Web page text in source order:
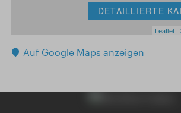
DETAILLIERTE
Leaflet |
Auf Google Maps anzeigen